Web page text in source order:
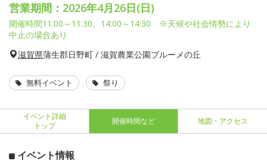
営業期間：2026年4月26日(日)
開催時間11:00～11:30、14:00～14:30 ※天候や社会情勢により
中止の場合あり
滋賀県蒲生郡日野町 / 滋賀農業公園ブルーメの丘
無料イベント 祭り
イベント詳細
トップ
開催時間など 地図・アクセス
イベント情報